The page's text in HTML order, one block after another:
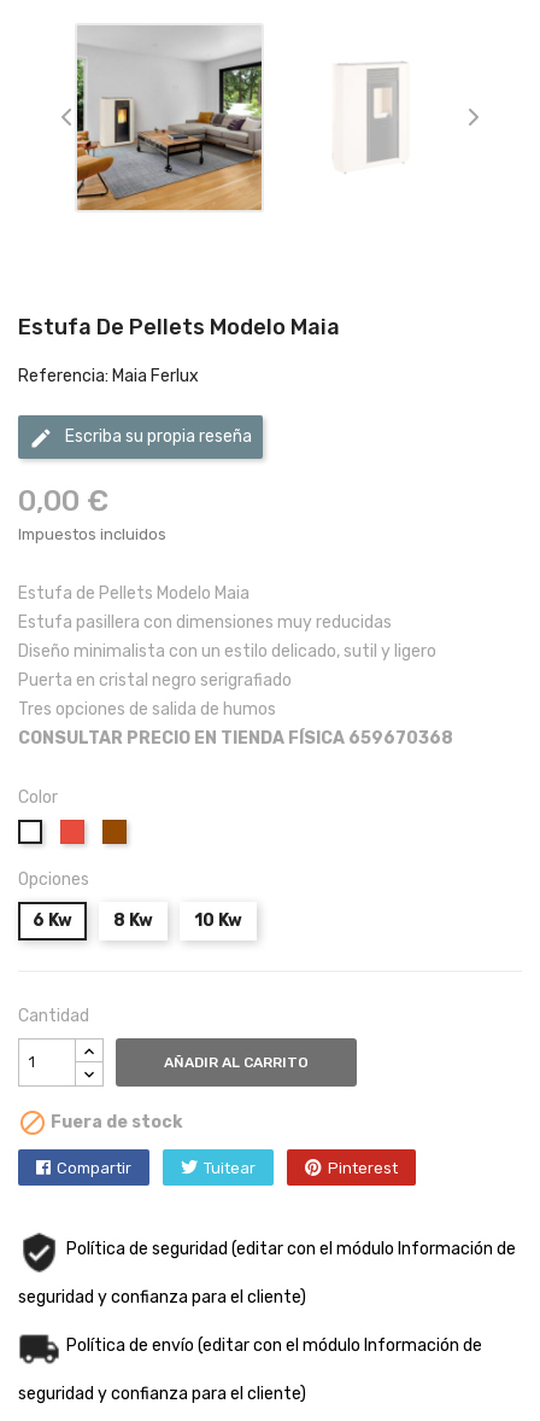
Estufa De Pellets Modelo Maia
Referencia: Maia Ferlux
edit Escriba su propia reseña
0,00 €
Impuestos incluidos
Estufa de Pellets Modelo Maia
Estufa pasillera con dimensiones muy reducidas
Diseño minimalista con un estilo delicado, sutil y ligero
Puerta en cristal negro serigrafiado
Tres opciones de salida de humos
CONSULTAR PRECIO EN TIENDA FÍSICA 659670368
Color
Opciones
6 Kw
8 Kw 10 Kw
Cantidad
AÑADIR AL CARRITO
 Fuera de stock
Compartir Tuitear Pinterest
Política de seguridad (editar con el módulo Información de
seguridad y confianza para el cliente)
Política de envío (editar con el módulo Información de
seguridad y confianza para el cliente)